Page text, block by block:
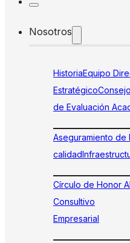
Nosotros
HistoriaEquipo
Estratégico
de Evaluación
Aseguramiento de
calidad
Círculo de Honor
Consultivo
Empresarial